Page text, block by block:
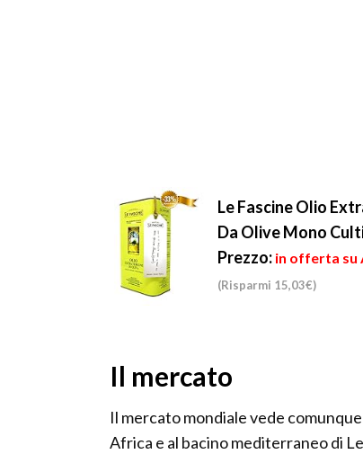
Le Fascine Olio
Da Olive Mono
Prezzo: in offerta su
(Risparmi 15,03€)
Il mercato
Il mercato mondiale vede
Africa e al bacino mediterraneo di